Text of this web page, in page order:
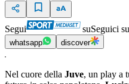
Segui suSeguici su
whatsapp discover
Nel cuore della Juve, un play a